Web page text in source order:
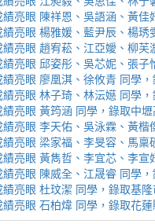
亮眼 陳祥恩、吳語涵、黃佳
亮眼 楊雅媛、藍尹辰、楊琇
亮眼 趙宥菘、江亞嬡、柳芙
亮眼 邱姿彤、吳芯妮、張子
亮眼 廖凰淇、徐攸青 同學，
亮眼 林子琦、林沄嬨 同學，
亮眼 黃筠涵 同學，錄取中壢
亮眼 李天佑、吳泳霖、黃楷
亮眼 梁家福、李旻容、馬稟
亮眼 黃雋哲、李宜芯、李宣
亮眼 陳威全、江晟睿 同學，
亮眼 杜玟潔 同學，錄取基隆
亮眼 石柏煒 同學，錄取花蓮